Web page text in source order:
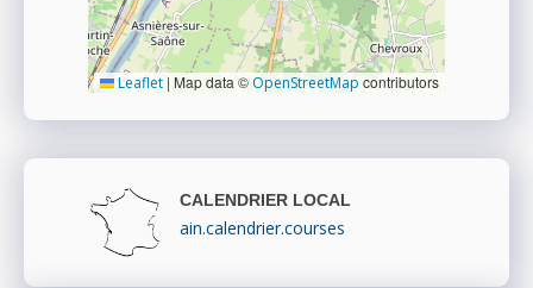
Leaflet | Map data © OpenStreetMap contributors
CALENDRIER LOCAL
ain.calendrier.courses